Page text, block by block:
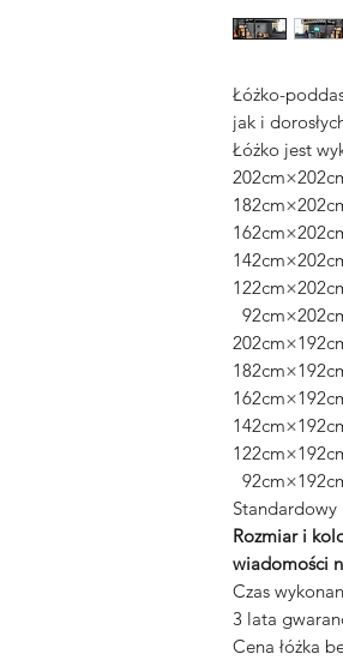
Łóżko-
jak i
Łóżko jest
Standardowy
Rozmiar i
wiadomości
Czas
3 lata
Cena łóżka